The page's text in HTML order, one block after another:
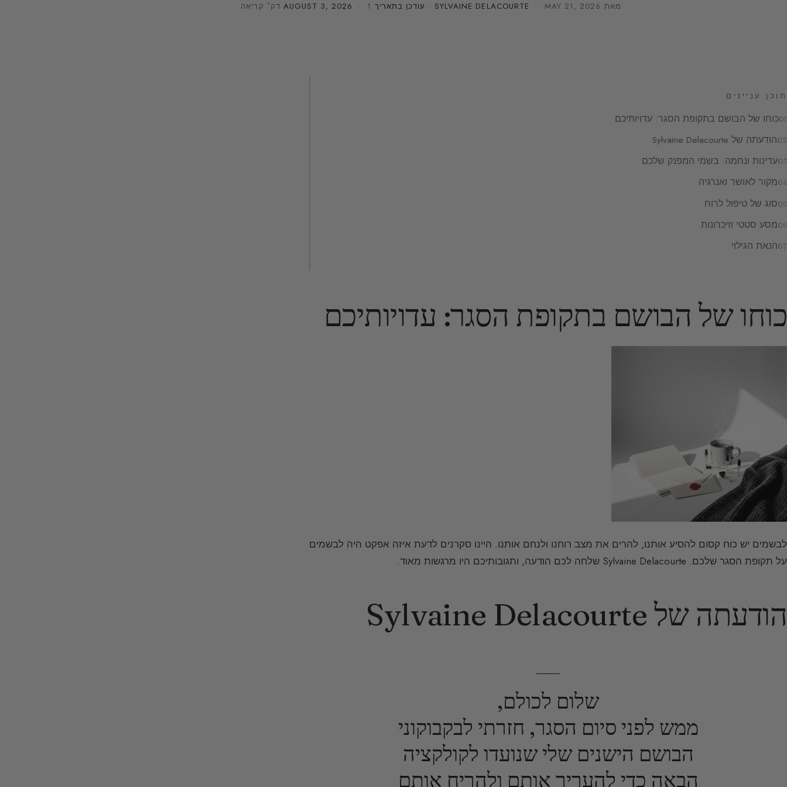
מאת SYLVAINE DELACOURTE · MAY 21, 2026 · עודכן בתאריך AUGUST 3, 2026 · 1 דק׳ קריאה
תוכן עניינים
כוחו של הבושם בתקופת הסגר: עדויותיכם
הודעתה של Sylvaine Delacourte
עדינות ונחמה: בשמי המפנק שלכם
מקור לאושר ואנרגיה
סוג של טיפול לרוח
מסע סטטי וזיכרונות
הנאת הגילוי
כוחו של הבושם בתקופת הסגר: עדויותיכם
לבשמים יש כוח קסום להסיע אותנו, להרים את מצב רוחנו ולנחם אותנו. היינו סקרנים לדעת איזה אפקט היה לבשמים
על תקופת הסגר שלכם. Sylvaine Delacourte שלחה לכם הודעה, ותגובותיכם היו מרגשות מאוד.
הודעתה של Sylvaine Delacourte
שלום לכולם,
ממש לפני סיום הסגר, חזרתי לבקבוקוני
הבושם הישנים שלי שנועדו לקולקציה
הבאה כדי להעריך אותם ולהריח אותם